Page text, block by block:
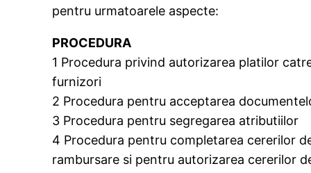
pentru urmatoarele aspecte:
PROCEDURA
1 Procedura privind autorizarea platilor
furnizori
2 Procedura pentru acceptarea
3 Procedura pentru segregarea atributiilor
4 Procedura pentru completarea cererilor
rambursare si pentru autorizarea cererilor